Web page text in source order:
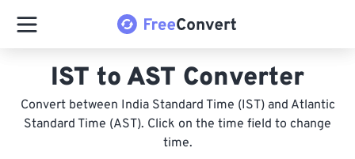
IST to AST Converter
Convert between India Standard Time (IST) and Atlantic
Standard Time (AST). Click on the time field to change
time.